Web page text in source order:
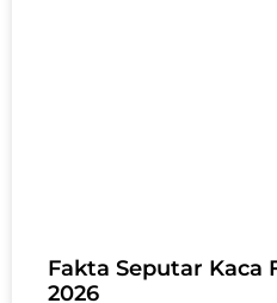
Fakta Seputar Kaca
2026